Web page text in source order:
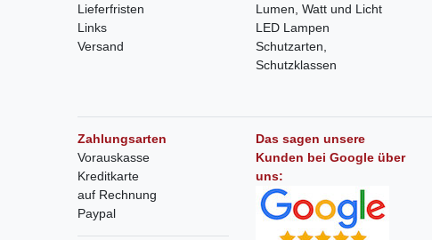
Lieferfristen
Links
Versand
Lumen, Watt und Licht
LED Lampen
Schutzarten,
Schutzklassen
Zahlungsarten
Vorauskasse
Kreditkarte
auf Rechnung
Paypal
Das sagen unsere
Kunden bei Google über
uns: